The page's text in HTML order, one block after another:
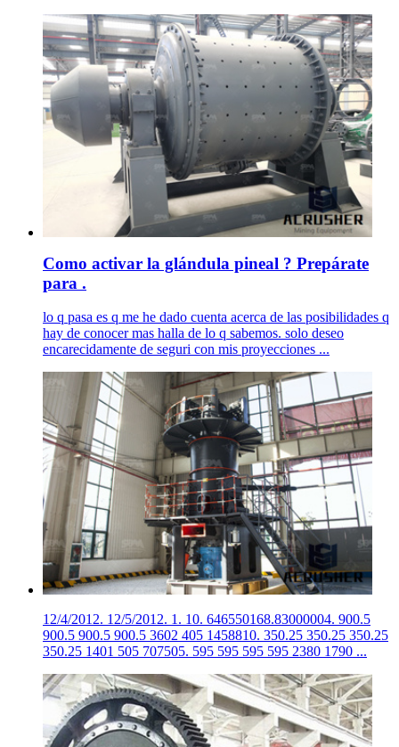
Como activar la glándula pineal ? Prepárate
para .
lo q pasa es q me he dado cuenta acerca de las posibilidades q
hay de conocer mas halla de lo q sabemos. solo deseo
encarecidamente de seguri con mis proyecciones ...
12/4/2012. 12/5/2012. 1. 10. 646550168.83000004. 900.5
900.5 900.5 900.5 3602 405 1458810. 350.25 350.25 350.25
350.25 1401 505 707505. 595 595 595 595 2380 1790 ...